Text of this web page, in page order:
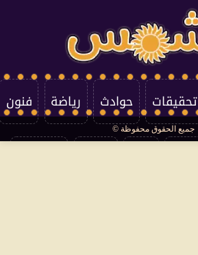
تحقيقات حوادث رياضة فنون
جميع الحقوق محفوظة ©